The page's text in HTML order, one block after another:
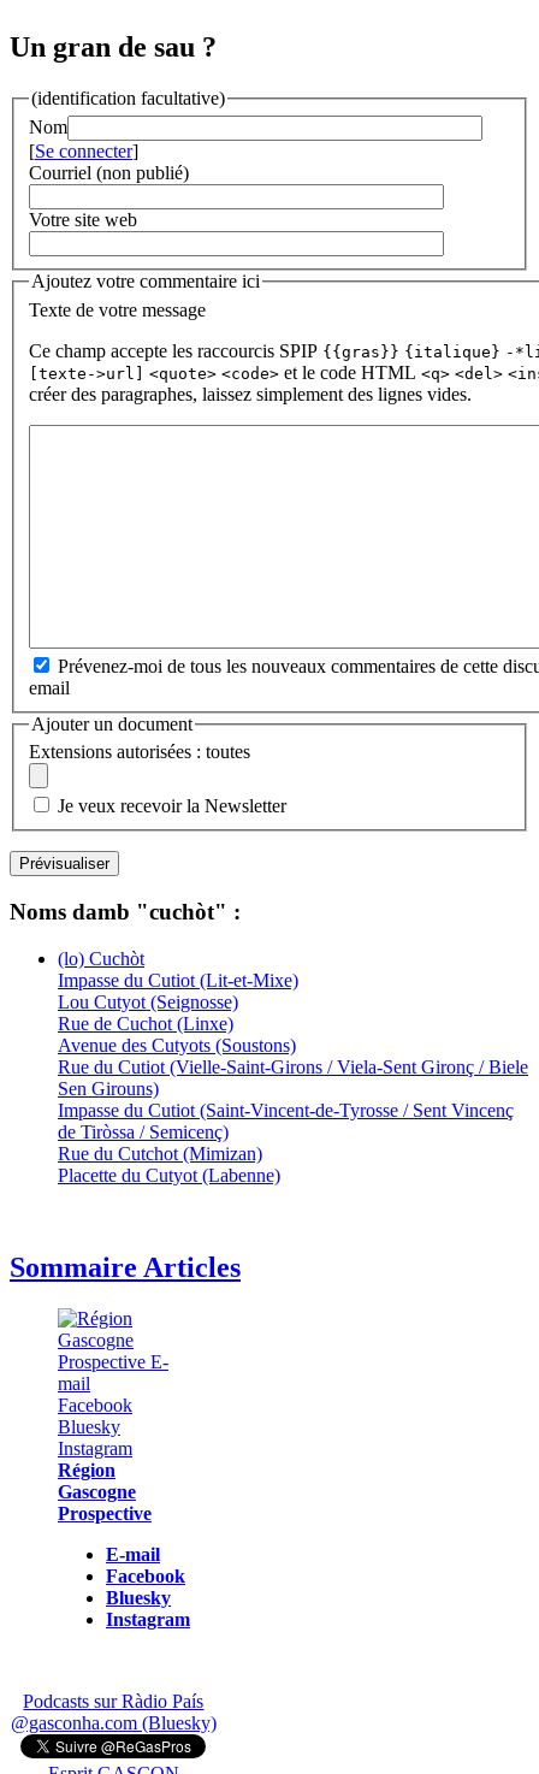
Un gran de sau ?
(identification facultative)
Nom
[Se connecter]
Courriel (non publié)
Votre site web
Ajoutez votre commentaire ici
Texte de votre message
Ce champ accepte les raccourcis SPIP {{gras}} {italique} -
[texte->url] <quote> <code> et le code HTML <q> <del>
créer des paragraphes, laissez simplement des lignes vides.
Prévenez-moi de tous les nouveaux commentaires de cette
email
Ajouter un document
Extensions autorisées : toutes
Je veux recevoir la Newsletter
Noms damb "cuchòt" :
(lo) Cuchòt
Impasse du Cutiot (Lit-et-Mixe)
Lou Cutyot (Seignosse)
Rue de Cuchot (Linxe)
Avenue des Cutyots (Soustons)
Rue du Cutiot (Vielle-Saint-Girons / Viela-Sent Gironç / Biele
Sen Girouns)
Impasse du Cutiot (Saint-Vincent-de-Tyrosse / Sent Vincenç
de Tiròssa / Semicenç)
Rue du Cutchot (Mimizan)
Placette du Cutyot (Labenne)
Sommaire Articles
Région
Gascogne
Prospective
E-mail
Facebook
Bluesky
Instagram
Podcasts sur Ràdio País
@gasconha.com (Bluesky)